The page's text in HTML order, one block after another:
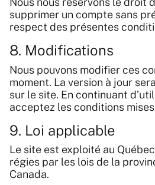
supprimer un compte sans
respect des présentes
8. Modifications
Nous pouvons modifier ces
moment. La version à jour
sur le site. En continuant
acceptez les conditions
9. Loi applicable
Le site est exploité au
régies par les lois de la
Canada.